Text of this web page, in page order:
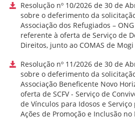
Resolução nº 10/2026 de 30 de
sobre o deferimento da
Associação dos Refugiados –
referente à oferta de Serviço de
Direitos, junto ao COMAS de
Resolução nº 11/2026 de 30 de
sobre o deferimento da
Associação Beneficente Novo
oferta de SCFV - Serviço de
de Vínculos para Idosos e
Ações de Promoção e Inclusão